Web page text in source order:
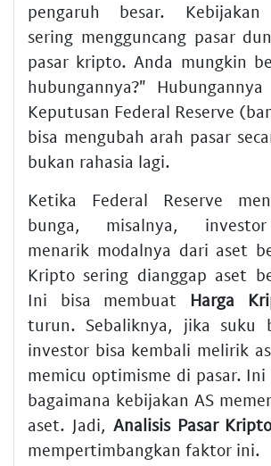
pengaruh besar. Kebijakan
sering mengguncang pasar
pasar kripto. Anda mungkin
hubungannya?"
Keputusan Federal Reserve
bisa mengubah arah pasar
bukan rahasia lagi.
Ketika Federal Reserve
bunga, misalnya,
menarik modalnya dari aset
Kripto sering dianggap aset
Ini bisa membuat Harga
turun. Sebaliknya, jika suku
investor bisa kembali melirik
memicu optimisme di pasar.
bagaimana kebijakan AS
aset. Jadi, Analisis Pasar
mempertimbangkan faktor ini.